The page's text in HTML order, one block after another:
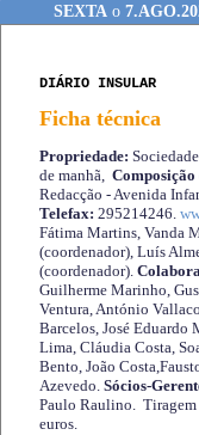
SEXTA o
DIÁRIO INSULAR
Ficha técnica
Propriedade:
de manhã, Composição
Redacção - Avenida
Telefax: 295214246.
Fátima Martins, Vanda
(coordenador), Luís
(coordenador).
Guilherme Marinho,
Ventura, António
Barcelos, José Eduardo
Lima, Cláudia Costa,
Bento, João
Azevedo. Sócios-
Paulo Raulino. Tiragem
euros.